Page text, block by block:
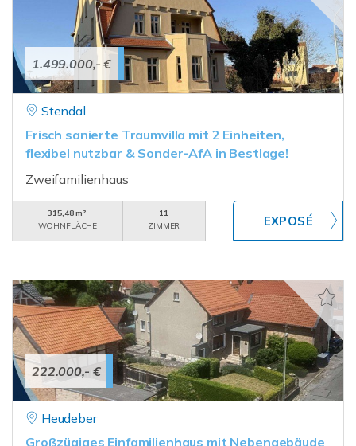
1.499.000,- €
Stendal
Frisch sanierte Traumvilla mit 2 Einheiten,
flexibel nutzbar & Sonder-AfA in Bestlage!
Zweifamilienhaus
315,48 m²
WOHNFLÄCHE
11
ZIMMER
222.000,- €
Heudeber
Großzügiges Einfamilienhaus mit Nebengebäude